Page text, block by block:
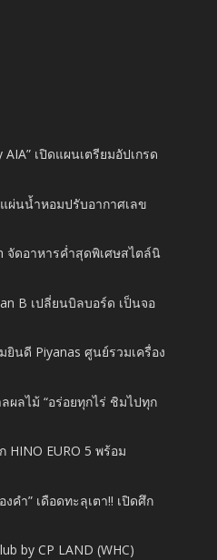
AIA” เปิดแผนเตรียมอัปเกรด
นน้ำหอมปรับอากาศเลข
จัดอาหารค่ำสุดพิเศษสไตล์นิ
B เปลี่ยนบิลบอร์ด เป็นจอ
นดี Piyanas ศูนย์รวมเครื่อง
ผลไม้ “อร่อยทุกไร่ ชิมไปทุก
HINO EURO 5 พร้อม
คำ” เดือดทะลุเตา!! เปิดศึก
by CP LAND (WHC)